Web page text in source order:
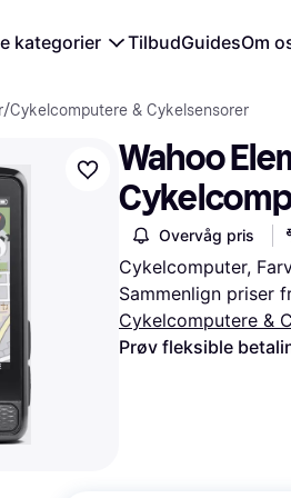
kategorier TilbudGuidesOm
/Cykelcomputere & Cykelsensorer
Wahoo
Overvåg pris
Cykelcomputer,
Sammenlign priser
Cykelcomputere &
Prøv fleksible